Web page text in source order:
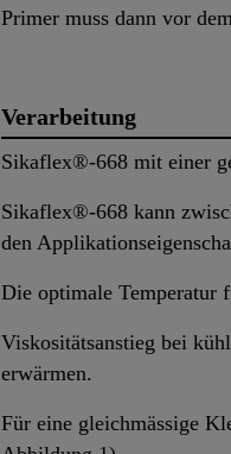
Primer muss dann vor
Verarbeitung
Sikaflex®-668 mit einer
Sikaflex®-668 kann
den
Die optimale Temperatur
Viskositätsanstieg bei
erwärmen.
Für eine gleichmässige